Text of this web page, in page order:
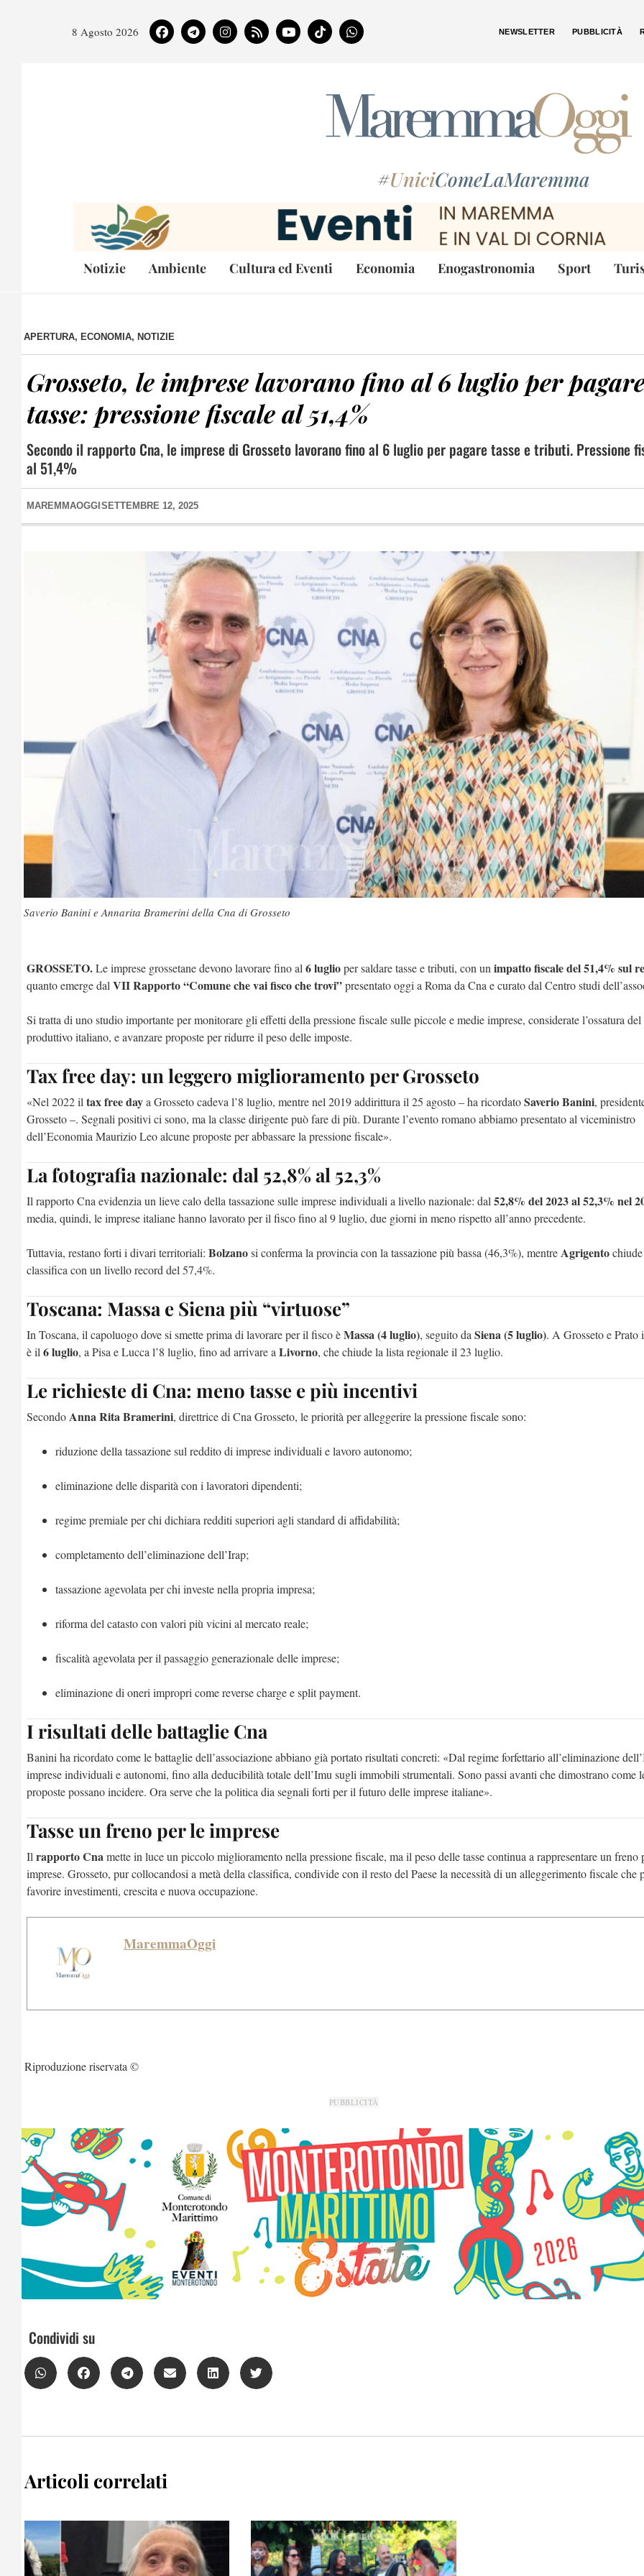
8 Agosto 2026 NEWSLETTER PUBBLICITÀ
#UniciComeLaMaremma
Notizie Ambiente Cultura ed Eventi Economia Enogastronomia Sport
APERTURA, ECONOMIA, NOTIZIE
Grosseto, le imprese lavorano fino al 6 luglio per
tasse: pressione fiscale al 51,4%
Secondo il rapporto Cna, le imprese di Grosseto lavorano fino al 6 luglio per pagare tasse e tributi. Pressione
al 51,4%
MAREMMAOGGI SETTEMBRE 12, 2025
Saverio Banini e Annarita Bramerini della Cna di Grosseto
GROSSETO.Le imprese grossetane devono lavorare fino al 6 luglioper saldare tasse e tributi, con un impatto fiscale del 51,4% sul
quanto emerge dal VII Rapporto “Comune che vai fisco che trovi”presentato oggi a Roma da Cna e curato dal Centro studi
Si tratta di uno studio importante per monitorare gli effetti della pressione fiscale sulle piccole e medie imprese, considerate l’ossatura del
produttivo italiano, e avanzare proposte per ridurre il peso delle imposte.
Tax free day: un leggero miglioramento per Grosseto
«Nel 2022 il tax free daya Grosseto cadeva l’8 luglio, mentre nel 2019 addirittura il 25 agosto – ha ricordatoSaverio Banini,
Grosseto –. Segnali positivi ci sono, ma la classe dirigente può fare di più. Durante l’evento romano abbiamo presentato al viceministro
dell’Economia Maurizio Leo alcune proposte per abbassare la pressione fiscale».
La fotografia nazionale: dal 52,8% al 52,3%
Il rapporto Cna evidenzia un lieve calo della tassazione sulle imprese individuali a livello nazionale: dal 52,8% del 2023 al 52,3% nel
media, quindi, le imprese italiane hanno lavorato per il fisco fino al 9 luglio, due giorni in meno rispetto all’anno precedente.
Tuttavia, restano forti i divari territoriali: Bolzanosi conferma la provincia con la tassazione più bassa (46,3%), mentreAgrigento
classifica con un livello record del 57,4%.
Toscana: Massa e Siena più “virtuose”
In Toscana, il capoluogo dove si smette prima di lavorare per il fisco èMassa (4 luglio), seguito da Siena (5 luglio). A Grosseto e Prato
è il 6 luglio, a Pisa e Lucca l’8 luglio, fino ad arrivare a Livorno, che chiude la lista regionale il 23 luglio.
Le richieste di Cna: meno tasse e più incentivi
SecondoAnna Rita Bramerini, direttrice di Cna Grosseto, le priorità per alleggerire la pressione fiscale sono:
riduzione della tassazione sul reddito di imprese individuali e lavoro autonomo;
eliminazione delle disparità con i lavoratori dipendenti;
regime premiale per chi dichiara redditi superiori agli standard di affidabilità;
completamento dell’eliminazione dell’Irap;
tassazione agevolata per chi investe nella propria impresa;
riforma del catasto con valori più vicini al mercato reale;
fiscalità agevolata per il passaggio generazionale delle imprese;
eliminazione di oneri impropri come reverse charge e split payment.
I risultati delle battaglie Cna
Banini ha ricordato come le battaglie dell’associazione abbiano già portato risultati concreti: «Dal regime forfettario all’eliminazione
imprese individuali e autonomi, fino alla deducibilità totale dell’Imu sugli immobili strumentali. Sono passi avanti che dimostrano come
proposte possano incidere. Ora serve che la politica dia segnali forti per il futuro delle imprese italiane».
Tasse un freno per le imprese
Il rapporto Cnamette in luce un piccolo miglioramento nella pressione fiscale, ma il peso delle tasse continua a rappresentare un freno
imprese. Grosseto, pur collocandosi a metà della classifica, condivide con il resto del Paese la necessità di un alleggerimento fiscale che
favorire investimenti, crescita e nuova occupazione.
MaremmaOggi
Riproduzione riservata ©
PUBBLICITÀ
Condividi su
Articoli correlati